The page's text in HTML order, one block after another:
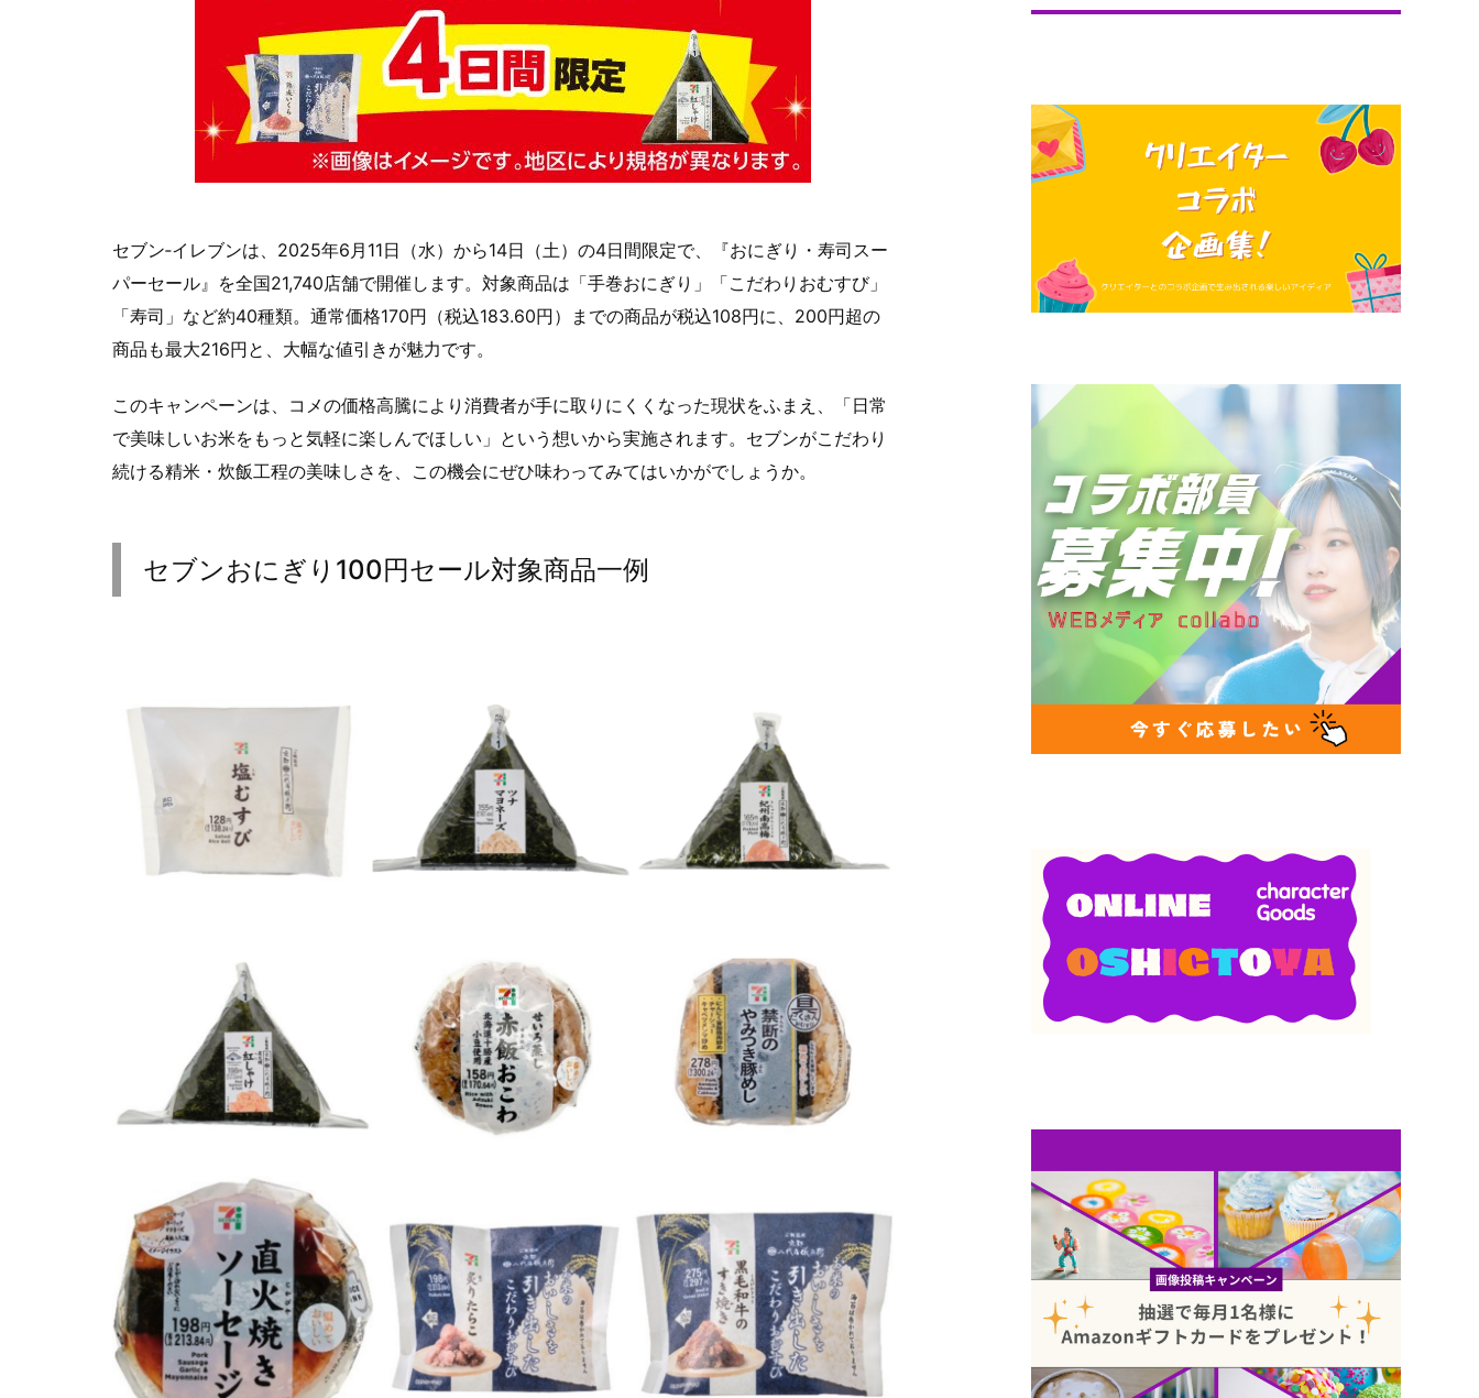
セブン‐イレブンは、2025年6月11日（水）から14日（土）の4日間限定で、『おにぎり・寿司スー
パーセール』を全国21,740店舗で開催します。対象商品は「手巻おにぎり」「こだわりおむすび」
「寿司」など約40種類。通常価格170円（税込183.60円）までの商品が税込108円に、200円超の
商品も最大216円と、大幅な値引きが魅力です。
このキャンペーンは、コメの価格高騰により消費者が手に取りにくくなった現状をふまえ、「日常
で美味しいお米をもっと気軽に楽しんでほしい」という想いから実施されます。セブンがこだわり
続ける精米・炊飯工程の美味しさを、この機会にぜひ味わってみてはいかがでしょうか。
セブンおにぎり100円セール対象商品一例